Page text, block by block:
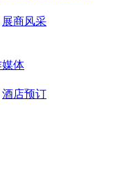
展商风采
体
酒店预订